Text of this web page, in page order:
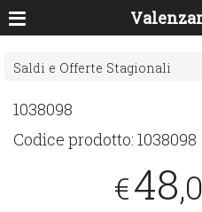
Saldi e Offerte Stagionali
1038098
Codice prodotto:1038098
€48